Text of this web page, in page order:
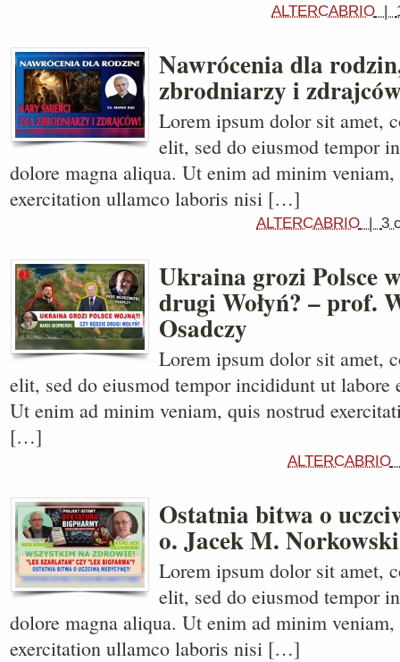
ALTERCABRIO |
Nawrócenia dla
zbrodniarzy i
Lorem ipsum dolor sit amet,
elit, sed do eiusmod tempor
dolore magna aliqua. Ut enim ad minim
exercitation ullamco laboris nisi […]
ALTERCABRIO | 3
Ukraina grozi Polsce
drugi Wołyń? – prof.
Osadczy
Lorem ipsum dolor sit amet,
elit, sed do eiusmod tempor incididunt ut labore
Ut enim ad minim veniam, quis nostrud
[…]
ALTERCABRIO
Ostatnia bitwa o
o. Jacek M. Norkowski
Lorem ipsum dolor sit amet,
elit, sed do eiusmod tempor
dolore magna aliqua. Ut enim ad minim
exercitation ullamco laboris nisi […]